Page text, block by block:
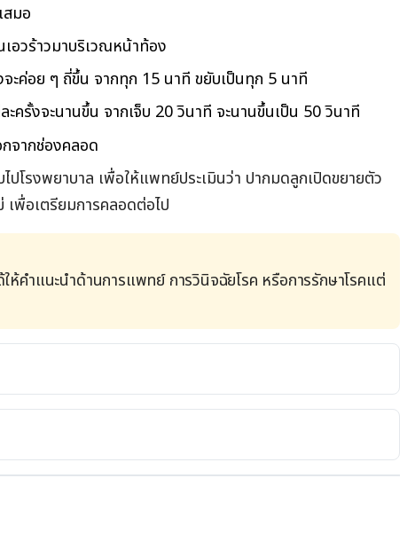
สมอ
อวร้าวมาบริเวณหน้าท้อง
จะค่อย ๆ ถี่ขึ้น จากทุก 15 นาที ขยับเป็นทุก 5 นาที
ะครั้งจะนานขึ้น จากเจ็บ 20วินาที จะนานขึ้นเป็น 50วินาที
จากช่องคลอด
ไปโรงพยาบาล เพื่อให้แพทย์ประเมินว่า ปากมดลูกเปิดขยายตัว
พื่อเตรียมการคลอดต่อไป
คำแนะนำด้านการแพทย์ การวินิจฉัยโรค หรือการรักษาโรคแต่
healthdetail.asp?aid=1468